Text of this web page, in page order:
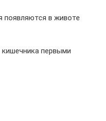
появляются в животе
первыми